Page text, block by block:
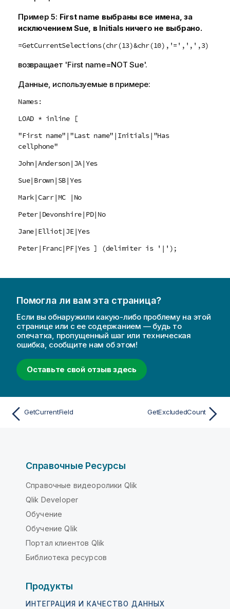
Пример 5: First name выбраны все имена, за
исключениемSue, в Initials ничего не выбрано.
=GetCurrentSelections(chr(13)&chr(10),'=',',',3)
возвращает 'First name=NOT Sue'.
Данные, используемые в примере:
Names:
LOAD * inline [
"First name"|"Last name"|Initials|"Has
cellphone"
John|Anderson|JA|Yes
Sue|Brown|SB|Yes
Mark|Carr|MC |No
Peter|Devonshire|PD|No
Jane|Elliot|JE|Yes
Peter|Franc|PF|Yes ] (delimiter is '|');
Помогла ли вам эта страница?
Если вы обнаружили какую-либо проблему на этой
странице или с ее содержанием — будь то
опечатка, пропущенный шаг или техническая
ошибка, сообщите нам об этом!
Оставьте свой отзыв здесь
GetCurrentField GetExcludedCount
Справочные Ресурсы
Справочные видеоролики Qlik
Qlik Developer
Обучение
Обучение Qlik
Портал клиентов Qlik
Библиотека ресурсов
Продукты
ИНТЕГРАЦИЯ И КАЧЕСТВО ДАННЫХ